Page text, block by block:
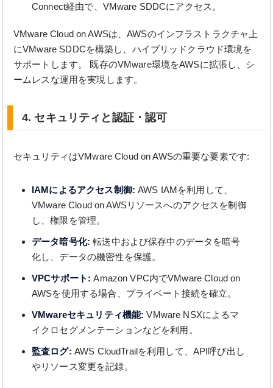
Connect経由で、VMware SDDCにアクセス。
VMware Cloud on AWSは、AWSのインフラストラクチャ上
にVMware SDDCを構築し、ハイブリッドクラウド環境を
サポートします。 既存のVMware環境をAWSに拡張し、シ
ームレスな運用を実現します。
4. セキュリティと認証・認可
セキュリティはVMware Cloud on AWSの重要な要素です:
IAMによるアクセス制御: AWS IAMを利用して、
VMware Cloud on AWSリソースへのアクセスを制御
し、権限を管理。
データ暗号化: 転送中および保存中のデータを暗号
化し、データの機密性を保護。
VPCサポート: Amazon VPC内でVMware Cloud on
AWSを使用する場合、プライベート接続を確立。
VMwareセキュリティ機能: VMware NSXによるマ
イクロセグメンテーションなどを利用。
監査ログ: AWS CloudTrailを利用して、API呼び出し
やリソース変更を記録。